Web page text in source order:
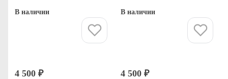
В наличии В наличии
4 500 ₽ 4 500 ₽